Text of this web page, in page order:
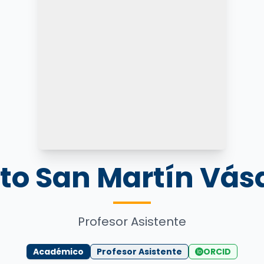
San Martín
Profesor Asistente
Académico Profesor Asistente ORCID